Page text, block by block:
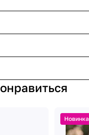
Новинка